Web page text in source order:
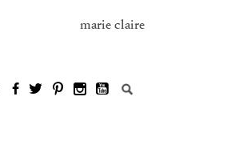
marie claire
Buscar: